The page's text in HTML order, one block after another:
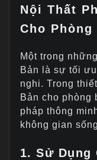
Nội Thất
Cho Phòng
Một trong
Bản là sự tối
nghi. Trong
Bản cho phòng
pháp thông
không gian
1. Sử Dụng